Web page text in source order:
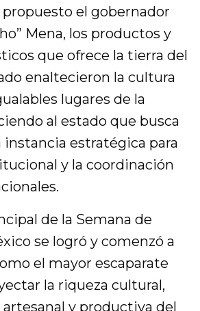
propuesto el gobernador
Mena, los productos y
que ofrece la tierra del
enaltecieron la cultura
lugares de la
al estado que busca
instancia estratégica para
y la coordinación
de la Semana de
se logró y comenzó a
el mayor escaparate
la riqueza cultural,
y productiva del